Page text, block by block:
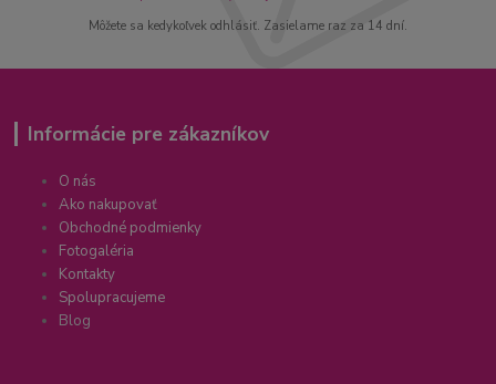
Môžete sa kedykoľvek odhlásiť. Zasielame raz za 14 dní.
Informácie pre zákazníkov
O nás
Ako nakupovať
Obchodné podmienky
Fotogaléria
Kontakty
Spolupracujeme
Blog